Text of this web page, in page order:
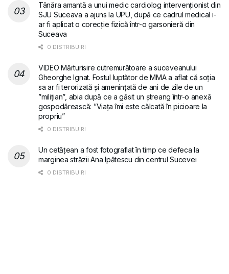
Tânăra amantă a unui medic cardiolog intervenționist din
SJU Suceava a ajuns la UPU, după ce cadrul medical i-
ar fi aplicat o corecție fizică într-o garsonieră din
Suceava
0 DISTRIBUIRI
VIDEO Mărturisire cutremurătoare a suceveanului
Gheorghe Ignat. Fostul luptător de MMA a aflat că soția
sa ar fi terorizată și amenințată de ani de zile de un
”milițian”, abia după ce a găsit un ștreang într-o anexă
gospodărească: ”Viața îmi este călcată în picioare la
propriu”
0 DISTRIBUIRI
Un cetățean a fost fotografiat în timp ce defeca la
marginea străzii Ana Ipătescu din centrul Sucevei
0 DISTRIBUIRI